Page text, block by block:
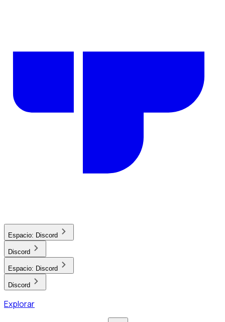
Espacio: Discord
Discord
Espacio: Discord
Discord
Explorar